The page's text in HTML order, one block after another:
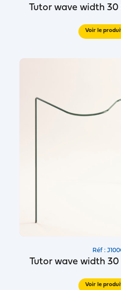
Tutor wave width
Voir le
Réf :
Tutor wave width
Voir le